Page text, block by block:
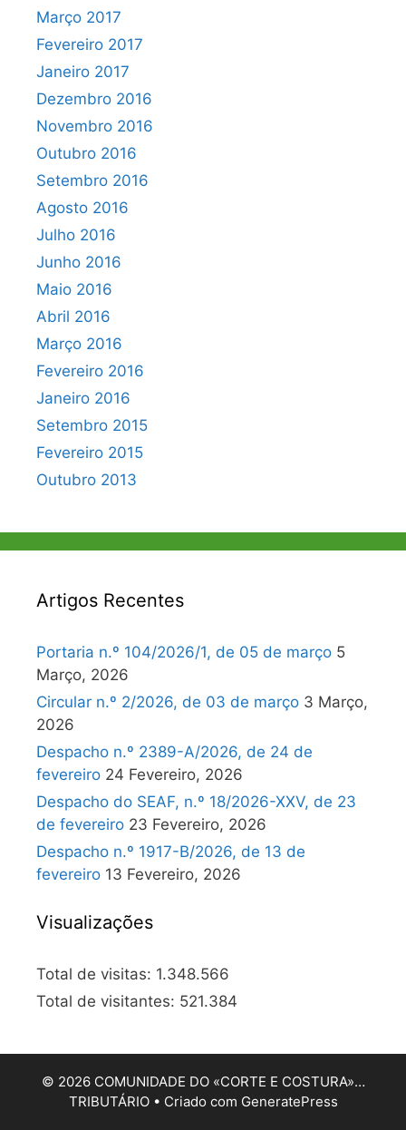
Março 2017
Fevereiro 2017
Janeiro 2017
Dezembro 2016
Novembro 2016
Outubro 2016
Setembro 2016
Agosto 2016
Julho 2016
Junho 2016
Maio 2016
Abril 2016
Março 2016
Fevereiro 2016
Janeiro 2016
Setembro 2015
Fevereiro 2015
Outubro 2013
Artigos Recentes
Portaria n.º 104/2026/1, de 05 de março 5
Março, 2026
Circular n.º 2/2026, de 03 de março 3 Março,
2026
Despacho n.º 2389-A/2026, de 24 de
fevereiro 24 Fevereiro, 2026
Despacho do SEAF, n.º 18/2026-XXV, de 23
de fevereiro 23 Fevereiro, 2026
Despacho n.º 1917-B/2026, de 13 de
fevereiro 13 Fevereiro, 2026
Visualizações
Total de visitas: 1.348.566
Total de visitantes: 521.384
© 2026 COMUNIDADE DO «CORTE E COSTURA»…
TRIBUTÁRIO• Criado com GeneratePress